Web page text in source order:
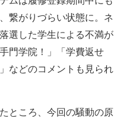
繋がりづらい状態に。ネ
選した学生による不満が
門学院！」「学費返せ
などのコメントも見られ
ところ、今回の騒動の原